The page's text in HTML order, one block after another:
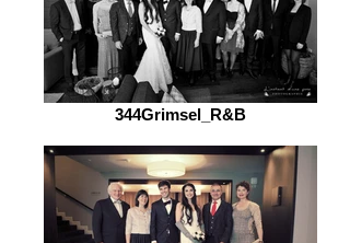
344Grimsel_R&B